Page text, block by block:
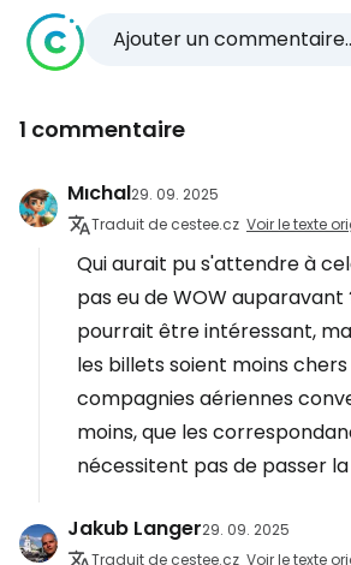
Ajouter un
1 commentaire
Mıchal29. 09. 2025
Traduit de cestee.cz Voir le texte
Qui aurait pu s'attendre à
pas eu de WOW auparavant
pourrait être intéressant,
les billets soient moins
compagnies aériennes
moins, que les
nécessitent pas de passer la
Jakub Langer29. 09. 2025
Traduit de cestee.cz Voir le texte